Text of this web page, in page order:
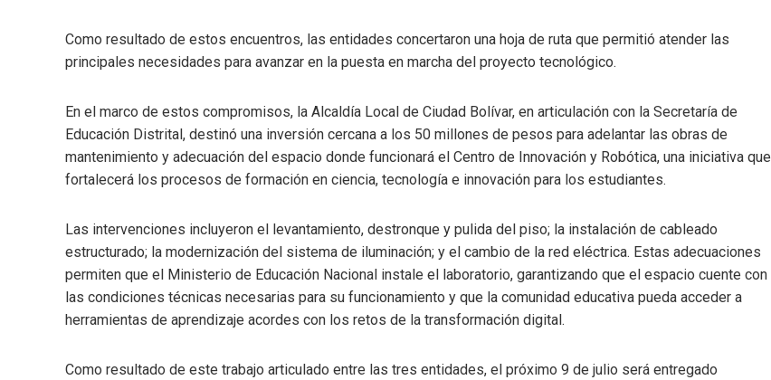
Como resultado de estos encuentros, las entidades concertaron una hoja de ruta que permitió atender las
principales necesidades para avanzar en la puesta en marcha del proyecto tecnológico.
En el marco de estos compromisos, la Alcaldía Local de Ciudad Bolívar, en articulación con la Secretaría de
Educación Distrital, destinó una inversión cercana a los 50 millones de pesos para adelantar las obras de
mantenimiento y adecuación del espacio donde funcionará el Centro de Innovación y Robótica, una iniciativa que
fortalecerá los procesos de formación en ciencia, tecnología e innovación para los estudiantes.
Las intervenciones incluyeron el levantamiento, destronque y pulida del piso; la instalación de cableado
estructurado; la modernización del sistema de iluminación; y el cambio de la red eléctrica. Estas adecuaciones
permiten que el Ministerio de Educación Nacional instale el laboratorio, garantizando que el espacio cuente con
las condiciones técnicas necesarias para su funcionamiento y que la comunidad educativa pueda acceder a
herramientas de aprendizaje acordes con los retos de la transformación digital.
Como resultado de este trabajo articulado entre las tres entidades, el próximo 9 de julio será entregado